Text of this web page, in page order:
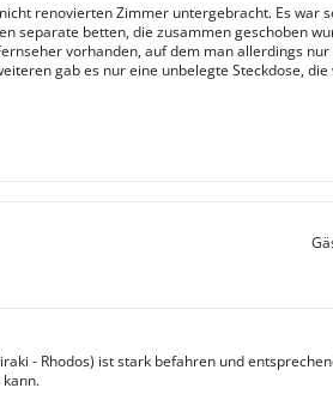
renovierten Zimmer untergebracht. Es war
separate betten, die zusammen geschoben
vorhanden, auf dem man allerdings
gab es nur eine unbelegte Steckdose,
- Rhodos) ist stark befahren und